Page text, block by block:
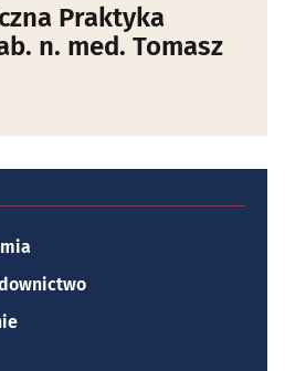
Praktyka
n. med. Tomasz